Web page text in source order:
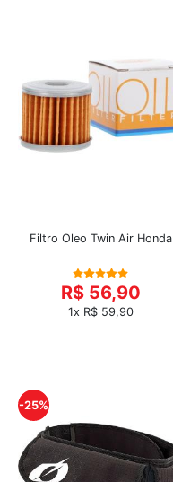
Filtro Oleo Twin Air Honda
R$ 56,90
1x R$ 59,90
-25%